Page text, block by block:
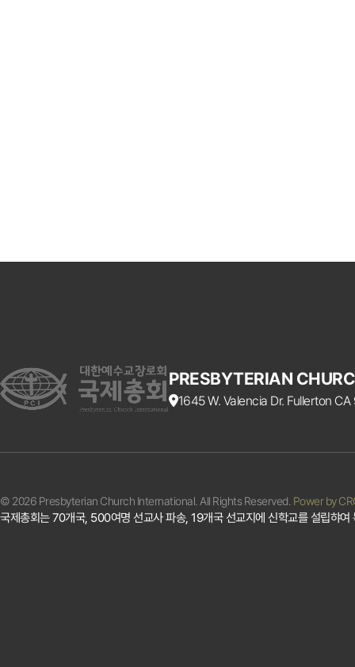
PRESBYTERIAN
1645 W. Valencia Dr. Fullerton
© 2026 Presbyterian Church International. All Rights Reserved. Power by
국제총회는 70개국, 500여명 선교사 파송, 19개국 선교지에 신학교를 설립햐